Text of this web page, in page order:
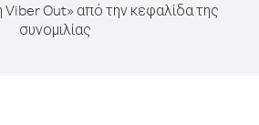
Viber Out» από την κεφαλίδα της
συνομιλίας